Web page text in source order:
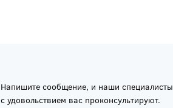
Напишите сообщение, и наши специалисты
с удовольствием вас проконсультируют.